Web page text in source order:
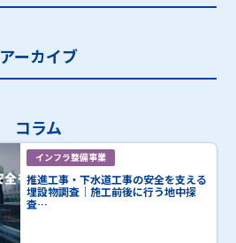
アーカイブ
コラム
インフラ整備事業
推進工事・下水道工事の安全を支える
埋設物調査｜施工前後に行う地中探
査…